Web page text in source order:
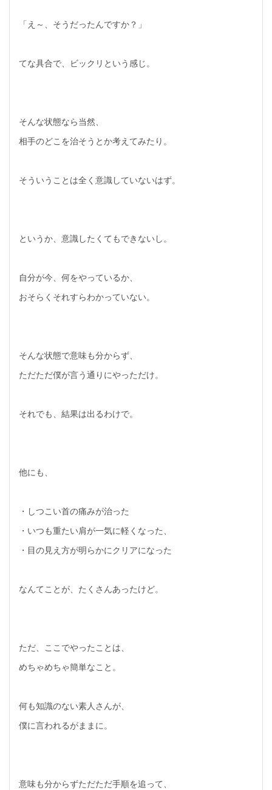
「え～、そうだったんですか？」
てな具合で、ビックリという感じ。
そんな状態なら当然、
相手のどこを治そうとか考えてみたり。
そういうことは全く意識していないはず。
というか、意識したくてもできないし。
自分が今、何をやっているか、
おそらくそれすらわかっていない。
そんな状態で意味も分からず、
ただただ僕が言う通りにやっただけ。
それでも、結果は出るわけで。
他にも、
・しつこい首の痛みが治った
・いつも重たい肩が一気に軽くなった、
・目の見え方が明らかにクリアになった
なんてことが、たくさんあったけど。
ただ、ここでやったことは、
めちゃめちゃ簡単なこと。
何も知識のない素人さんが、
僕に言われるがままに。
意味も分からずただただ手順を追って、